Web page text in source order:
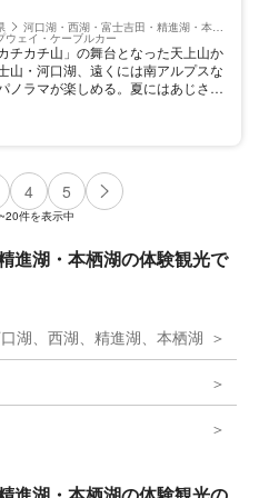
河口湖・西湖・富士吉田・精進湖・本栖湖
ウェイ・ケーブルカー
チカチ山」の舞台となった天上山か
山・河口湖、遠くには南アルプスな
ノラマが楽しめる。夏にはあじさい
は、営業開始の繰り上げ、営業終了
げ（延長営業）を行います。 営業
～16:30 12月～2月/下り最終
士見台
4 5
件を表示中
進湖・本栖湖の体験観光で
湖、西湖、精進湖、本栖湖